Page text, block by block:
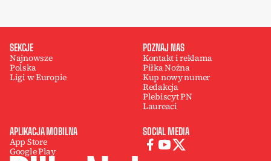
SEKCJE
Najnowsze
Polska
Ligi w Europie
POZNAJ NAS
Kontakt i reklama
Piłka Nożna
Kup nowy numer
Redakcja
Plebiscyt PN
Laureaci
APLIKACJA MOBILNA
App Store
Google Play
SOCIAL MEDIA